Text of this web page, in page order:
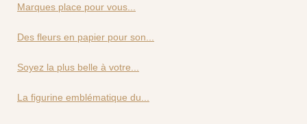
Marques place pour vous...
Des fleurs en papier pour son...
Soyez la plus belle à votre...
La figurine emblématique du...